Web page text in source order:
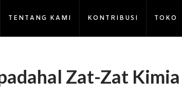
TENTANG KAMI KONTRIBUSI TOKO
Zat-Zat Kimia